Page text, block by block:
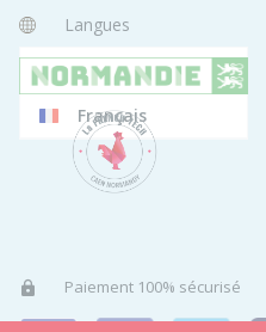
Langues
Anglais
Français
Paiement 100% sécurisé